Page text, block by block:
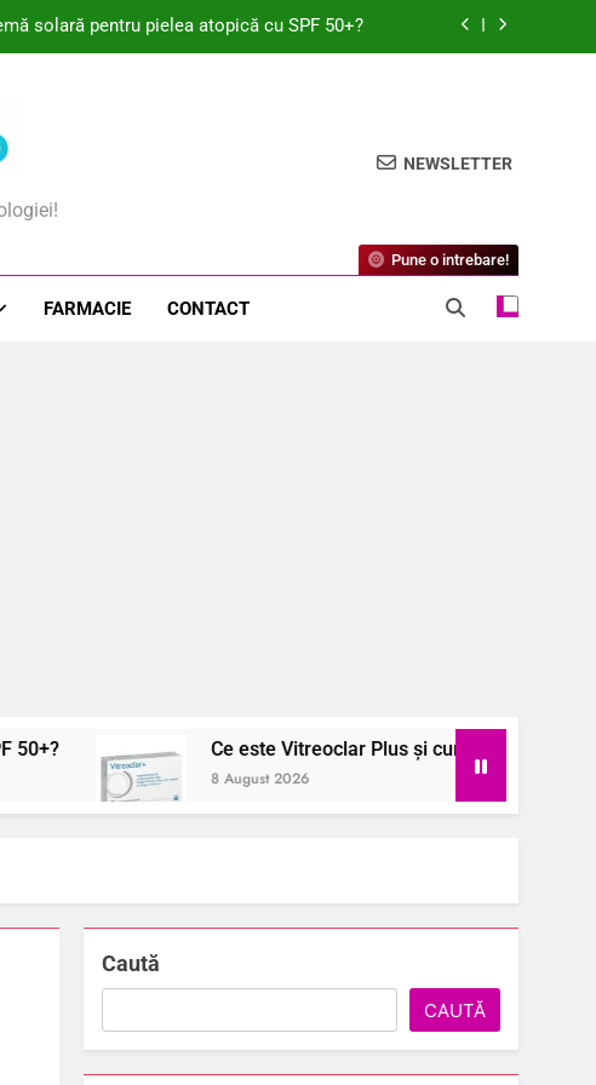
solară pentru pielea atopică cu SPF 50+?
sănătatea părului tău? Descoperă cum!
NEWSLETTER
FARMACIE CONTACT
Pune o intrebare!
Ce este Vitreoclar Plus și cum ajută la îmbunătățirea
8 August 2026
Caută
CAUTĂ